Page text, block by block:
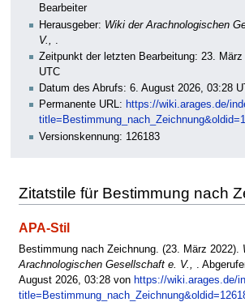
Bearbeiter
Herausgeber: Wiki der Arachnologischen
V.,
Zeitpunkt der letzten Bearbeitung: 23.
UTC
Datum des Abrufs: 6. August 2026, 03:28
Permanente URL: https://wiki.arages.de/
Versionskennung: 126183
Zitatstile für Bestimmung nach
APA-Stil
Bestimmung nach Zeichnung. (23. März 2022).
Arachnologischen Gesellschaft e. V., .
August 2026, 03:28 von https://wiki.arages.de/